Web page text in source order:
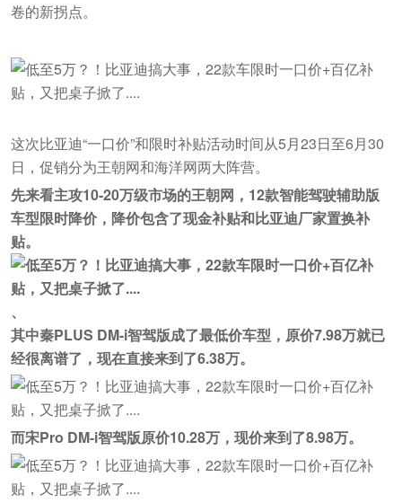
卷的新拐点。
这次比亚迪“一口价”和限时补贴活动时间从5月23日至6月30
日，促销分为王朝网和海洋网两大阵营。
先来看主攻10-20万级市场的王朝网，12款智能驾驶辅助版
车型限时降价，降价包含了现金补贴和比亚迪厂家置换补
贴。
、
其中秦PLUS DM-i智驾版成了最低价车型，原价7.98万就已
经很离谱了，现在直接来到了6.38万。
而宋Pro DM-i智驾版原价10.28万，现价来到了8.98万。